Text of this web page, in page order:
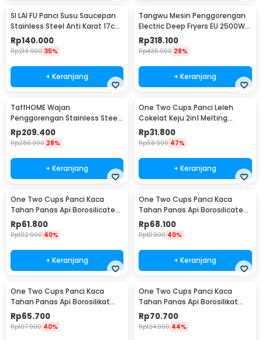
SI LAI FU Panci Susu Saucepan
Stainless Steel Anti Karat 17cm
- KC0406
Rp140.000
Rp213.900 35%
+ Keranjang
Tangwu Mesin Penggorengan
Electric Deep Fryers EU 2500W
6L - EH-81
Rp318.100
Rp435.900 28%
+ Keranjang
TaffHOME Wajan
Penggorengan Stainless Steel
Anti Lengket Frying Pan 27.5cm
- 316
Rp209.400
Rp286.900 28%
+ Keranjang
One Two Cups Panci Leleh
Cokelat Keju 2in1 Melting
Chocolate Pot 400ml - JS33
Rp31.800
Rp58.900 47%
+ Keranjang
One Two Cups Panci Kaca
Tahan Panas Api Borosilicate
Glass Cooking Pot 400ml - W-
70
Rp61.800
Rp102.900 40%
+ Keranjang
One Two Cups Panci Kaca
Tahan Panas Api Borosilicate
Glass Cooking Pot 600ml - W-
70
Rp68.100
Rp111.900 40%
+ Keranjang
One Two Cups Panci Kaca
Tahan Panas Api Borosilikat
Glass Cooking Pot 16cm - YWJ-
1265
Rp65.700
Rp107.900 40%
One Two Cups Panci Kaca
Tahan Panas Api Borosilikat
Glass Cooking Pot 15cm - YWJ-
1265
Rp70.700
Rp124.900 44%